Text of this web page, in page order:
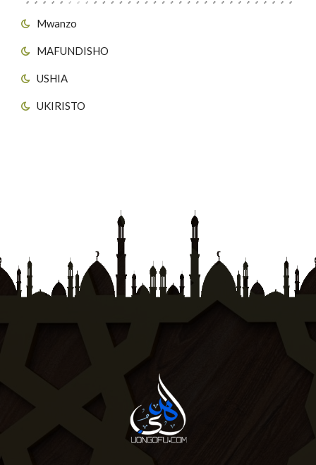
Mwanzo
MAFUNDISHO
USHIA
UKIRISTO